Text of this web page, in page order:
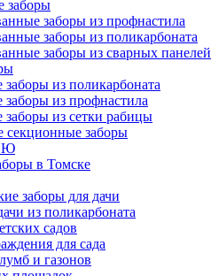
заборы
заборы из профнастила
заборы из поликарбоната
заборы из сварных панелей
из поликарбоната
из профнастила
из сетки рабицы
заборы
в Томске
заборы для дачи
из поликарбоната
садов
для сада
и газонов